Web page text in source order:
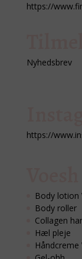
https://
Nyhedsbrev
https://
Body lotion
Body roller
Collagen
Hæl pleje
Håndcreme